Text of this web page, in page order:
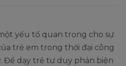
yếu tố quan trọng cho sự
trẻ em trong thời đại công
Để dạy trẻ tư duy phản biện